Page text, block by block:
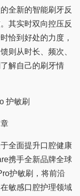
全新的智能刷牙反
其实时双向控压反
恰到好处的力度，
则从时长、频次、
解自己的刷牙情
护敏刷
全面提升口腔健康
携手全新品牌全球
护敏刷，将前沿
敏感口腔护理领域